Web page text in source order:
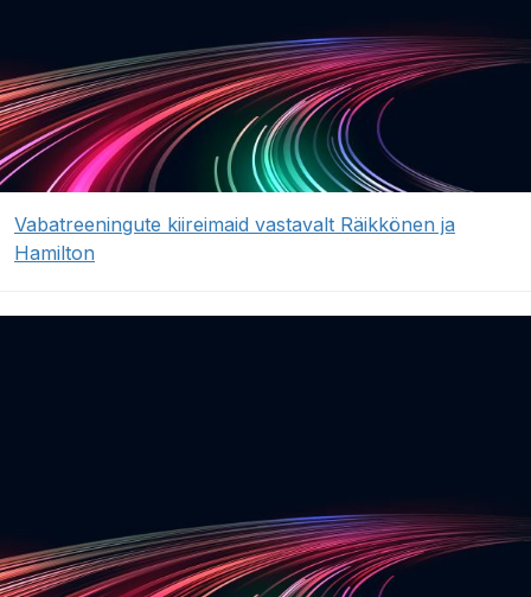
Vabatreeningute kiireimaid vastavalt Räikkönen ja
Hamilton